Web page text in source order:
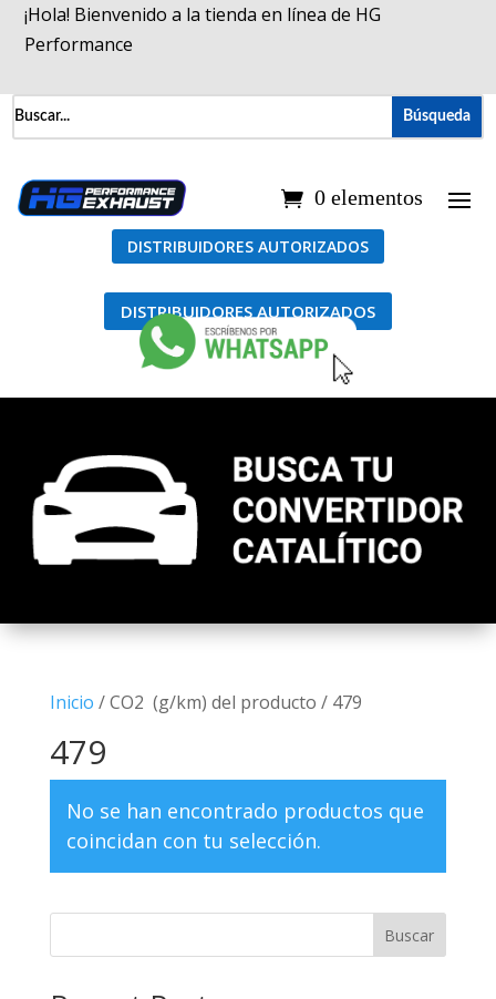
¡Hola! Bienvenido a la tienda en línea de HG
Performance
0 elementos
DISTRIBUIDORES AUTORIZADOS
DISTRIBUIDORES AUTORIZADOS
Inicio / CO2 (g/km) del producto / 479
479
No se han encontrado productos que
coincidan con tu selección.
Buscar